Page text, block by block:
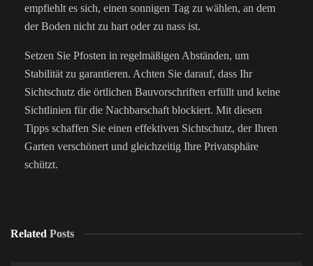
empfiehlt es sich, einen sonnigen Tag zu wählen, an dem
der Boden nicht zu hart oder zu nass ist.
Setzen Sie Pfosten in regelmäßigen Abständen, um
Stabilität zu garantieren. Achten Sie darauf, dass Ihr
Sichtschutz die örtlichen Bauvorschriften erfüllt und keine
Sichtlinien für die Nachbarschaft blockiert. Mit diesen
Tipps schaffen Sie einen effektiven Sichtschutz, der Ihren
Garten verschönert und gleichzeitig Ihre Privatsphäre
schützt.
Related Posts